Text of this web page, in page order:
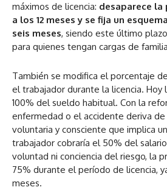
máximos de licencia: desaparece
a los 12 meses y se fija un
seis meses, siendo este último
para quienes tengan cargas de
También se modifica el porcentaje
el trabajador durante la licencia. Hoy
100% del sueldo habitual. Con la
enfermedad o el accidente deriva de
voluntaria y consciente que implica
trabajador cobraría el 50% del salario
voluntad ni conciencia del riesgo, la
75% durante el período de licencia,
meses.